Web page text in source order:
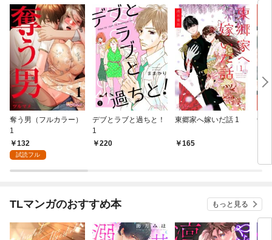
奪う男（フルカラー）
1
132
試読フル
デブとラブと過ちと！
1
220
東郷家へ嫁いだ話 1
165
十
TLマンガのおすすめ本 もっと見る